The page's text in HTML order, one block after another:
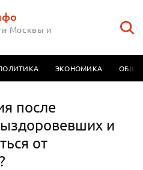
Москвы и
ЭКОНОМИКА
после
и
от